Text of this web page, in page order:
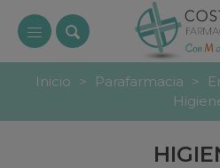
Inicio > Parafarmacia >